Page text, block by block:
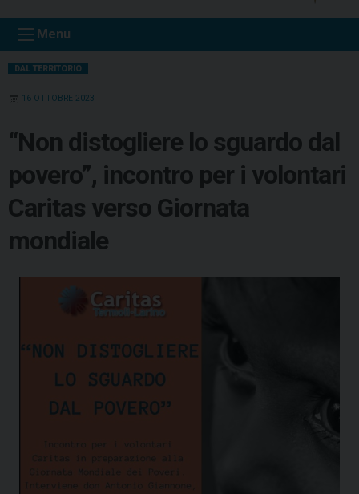
t
Menu
DAL TERRITORIO
16 OTTOBRE 2023
“Non distogliere lo sguardo dal
povero”, incontro per i volontari
Caritas verso Giornata
mondiale